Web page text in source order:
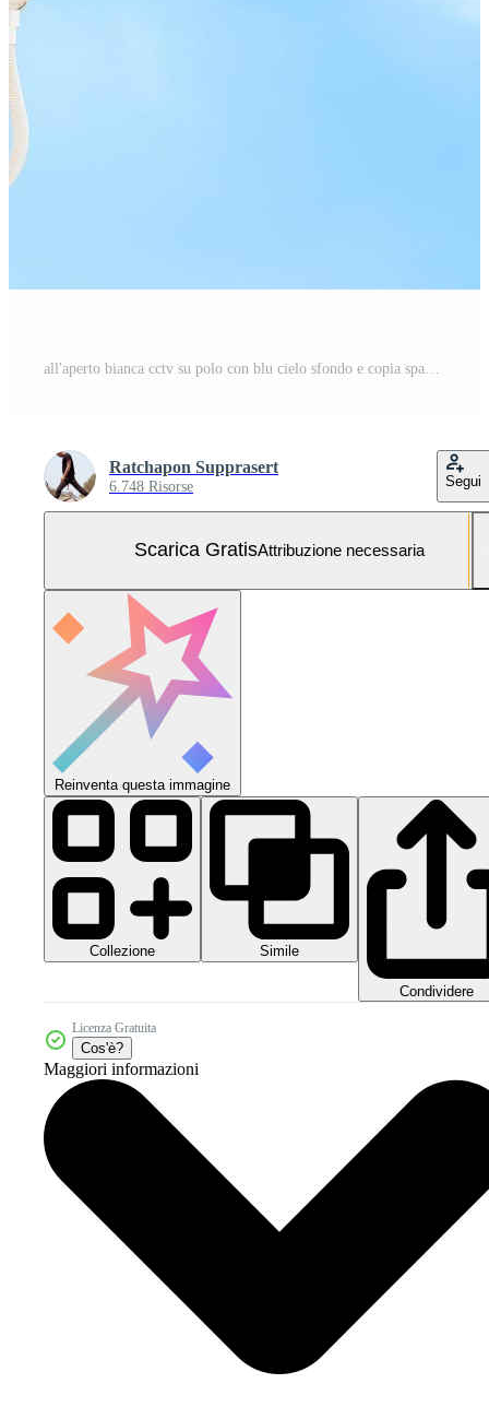
Ratchapon Supprasert
6.748 Risorse Segui
Scarica GratisAttribuzione necessaria
Reinventa questa immagine
Collezione Simile
Condividere
Licenza Gratuita
Cos'è?
Maggiori informazioni